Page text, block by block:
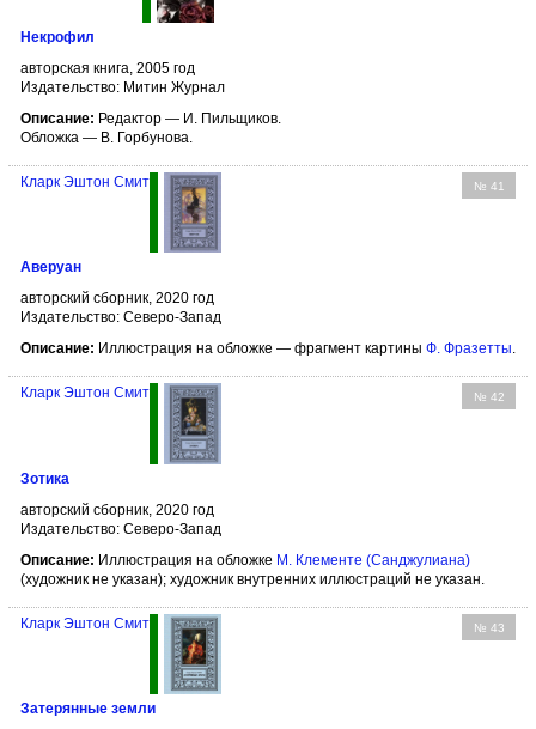
Некрофил
авторская книга, 2005 год
Издательство: Митин Журнал
Описание: Редактор — И. Пильщиков.
Обложка — В. Горбунова.
№ 41
Кларк Эштон Смит
Аверуан
авторский сборник, 2020 год
Издательство: Северо-Запад
Описание: Иллюстрация на обложке — фрагмент картины Ф. Фразетты
№ 42
Кларк Эштон Смит
Зотика
авторский сборник, 2020 год
Издательство: Северо-Запад
Описание: Иллюстрация на обложке М. Клементе (Санджулиана)
(художник не указан); художник внутренних иллюстраций не указан.
№ 43
Кларк Эштон Смит
Затерянные земли